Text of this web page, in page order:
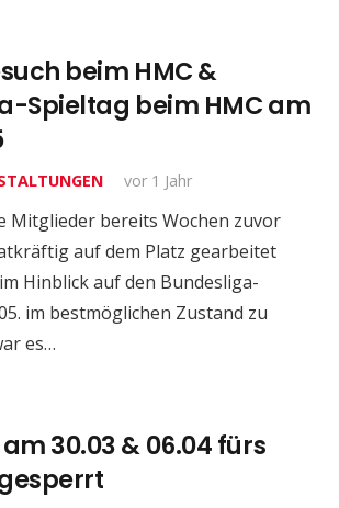
beim HMC &
Spieltag beim HMC am
vor 1 Jahr
Mitglieder bereits Wochen zuvor
auf dem Platz gearbeitet
Hinblick auf den Bundesliga-
im bestmöglichen Zustand zu
es…
30.03 & 06.04 fürs